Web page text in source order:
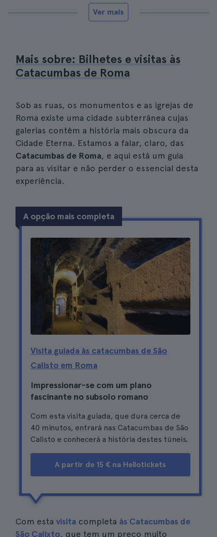
Ver mais
Mais sobre: Bilhetes e visitas às
Catacumbas de Roma
Sob as ruas, os monumentos e as igrejas de
Roma existe uma cidade subterrânea cujas
galerias contêm a história mais obscura da
Cidade Eterna. Estamos a falar, claro, das
Catacumbas de Roma, e aqui está um guia
para as visitar e não perder o essencial desta
experiência.
A opção mais completa
Visita guiada às catacumbas de São
Calisto em Roma
Impressionar-se com um plano
fascinante no subsolo romano
Com esta visita guiada, que dura cerca de
40 minutos, entrará nas Catacumbas de São
Calisto e conhecerá a história destes túneis.
A partir de 15 € na Hellotickets
Com esta visita completa às Catacumbas de
São Calixto, que tem um preço muito